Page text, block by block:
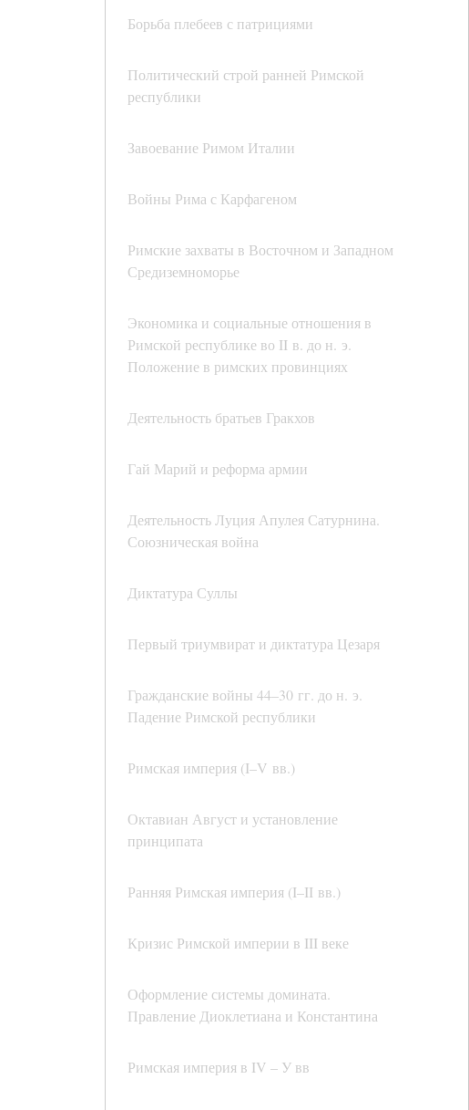
Борьба плебеев с патрициями
Политический строй ранней Римской
республики
Завоевание Римом Италии
Войны Рима с Карфагеном
Римские захваты в Восточном и Западном
Средиземноморье
Экономика и социальные отношения в
Римской республике во II в. до н. э.
Положение в римских провинциях
Деятельность братьев Гракхов
Гай Марий и реформа армии
Деятельность Луция Апулея Сатурнина.
Союзническая война
Диктатура Суллы
Первый триумвират и диктатура Цезаря
Гражданские войны 44–30 гг. до н. э.
Падение Римской республики
Римская империя (I–V вв.)
Октавиан Август и установление
принципата
Ранняя Римская империя (I–II вв.)
Кризис Римской империи в III веке
Оформление системы домината.
Правление Диоклетиана и Константина
Римская империя в IV – У вв